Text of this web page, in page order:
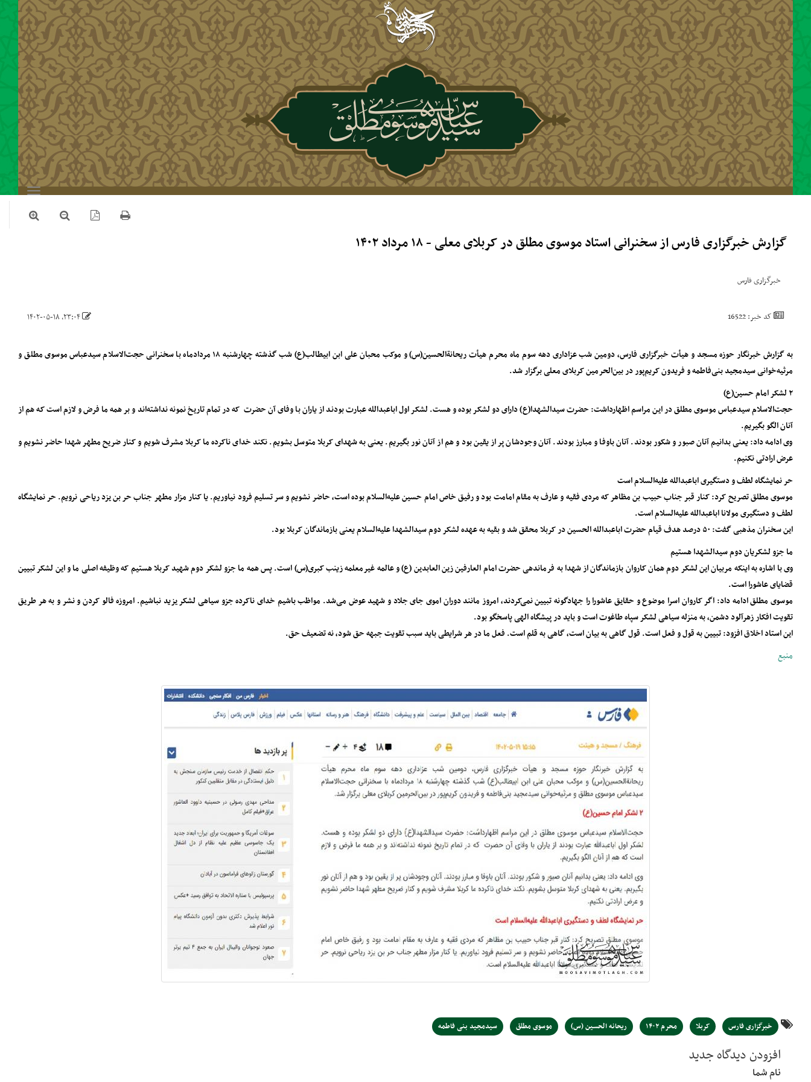
رفتن به محتوای اصلی
Toggle
navigation
گزارش خبرگزاری فارس از سخنرانی استاد موسوی مطلق در کربلای معلی - ۱۸ مرداد ۱۴۰۲
خبرگزاری فارس
کد خبر: 16522
به گزارش خبرنگار حوزه مسجد و هیأت خبرگزاری فارس، دومین شب عزاداری دهه سوم ماه محرم هیأت ریحانةالحسین(س) و موکب محبان علی ابن ابیطالب(ع) شب گذشته چهارشنبه ۱۸ مردادماه با سخنرانی حجت‌الاسلام سیدعباس موسوی مطلق و
مرثیه‌خوانی سیدمجید بنی‌فاطمه و فریدون کریم‌پور در بین‌الحرمین کربلای معلی برگزار شد.
۲ لشکر امام حسین(ع)
حجت‌الاسلام سیدعباس موسوی مطلق در این مراسم اظهارداشت: حضرت سیدالشهدا(ع) دارای دو لشکر بوده و هست. لشکر اول اباعبدالله عبارت بودند از یاران با وفای آن حضرت که در تمام تاریخ نمونه نداشته‌اند و بر همه ما فرض و لازم است که هم از
آنان الگو بگیریم.
وی ادامه داد: یعنی بدانیم آنان صبور و شکور بودند. آنان باوفا ‌و مبارز بودند. آنان وجودشان پر از یقین بود و هم از آنان نور بگیریم. یعنی به شهدای کربلا متوسل بشویم. نکند خدای ناکرده ما کربلا مشرف شویم و کنار ضریح مطهر شهدا حاضر نشویم و
عرض ارادتی نکنیم.
حر نمایشگاه لطف و دستگیری اباعبدالله علیه‌السلام است
موسوی مطلق تصریح کرد: کنار قبر جناب حبیب بن مظاهر که مردی فقیه و عارف به مقام امامت بود و رفیق خاص امام حسین علیه‌السلام بوده است، حاضر نشویم و سر تسلیم فرود نیاوریم. یا کنار مزار مطهر جناب حر بن یزد ریاحی نرویم. حر نمایشگاه
لطف و دستگیری مولانا اباعبدالله علیه‌السلام است.
این سخنران مذهبی گفت: ۵۰ درصد هدف قیام حضرت اباعبدالله الحسین در کربلا محقق شد و بقیه به عهده لشکر دوم سیدالشهدا علیه‌السلام یعنی بازماندگان کربلا بود.
ما جزو لشکریان دوم سیدالشهدا هستیم
وی با اشاره به اینکه مربیان این لشکر دوم همان کاروان بازماندگان از شهدا به فرماندهی حضرت امام العارفین زین العابدین (ع) و عالمه غیرمعلمه زینب کبری(س) است. پس همه ما جزو لشکر دوم شهید کربلا هستیم که وظیفه اصلی ما و این لشکر تبیین
قضایای عاشورا است.
موسوی مطلق ادامه داد: اگر کاروان اسرا موضوع و‌ حقایق عاشورا را جهادگونه تبیین نمی‌کردند، امروز مانند دوران اموی جای جلاد و شهید عوض می‌شد. مواظب باشیم خدای ناکرده جزو سیاهی لشکر یزید نباشیم. امروزه فالو کردن و نشر و به هر طریق
تقویت افکار زهرآلود دشمن، به منزله سیاهی لشکر سپاه طاغوت است و باید در پیشگاه الهی پاسخگو بود.
این استاد اخلاق افزود: تبیین به قول و فعل است. قول گاهی به بیان است، گاهی به قلم است. فعل ما در هر شرایطی باید سبب تقویت جبهه حق شود، نه تضعیف حق.
منبع
خبرگزاری فارس کربلا محرم ۱۴۰۲ ریحانه الحسین (س) موسوی مطلق سیدمجید بنی فاطمه
افزودن دیدگاه جدید
نام شما